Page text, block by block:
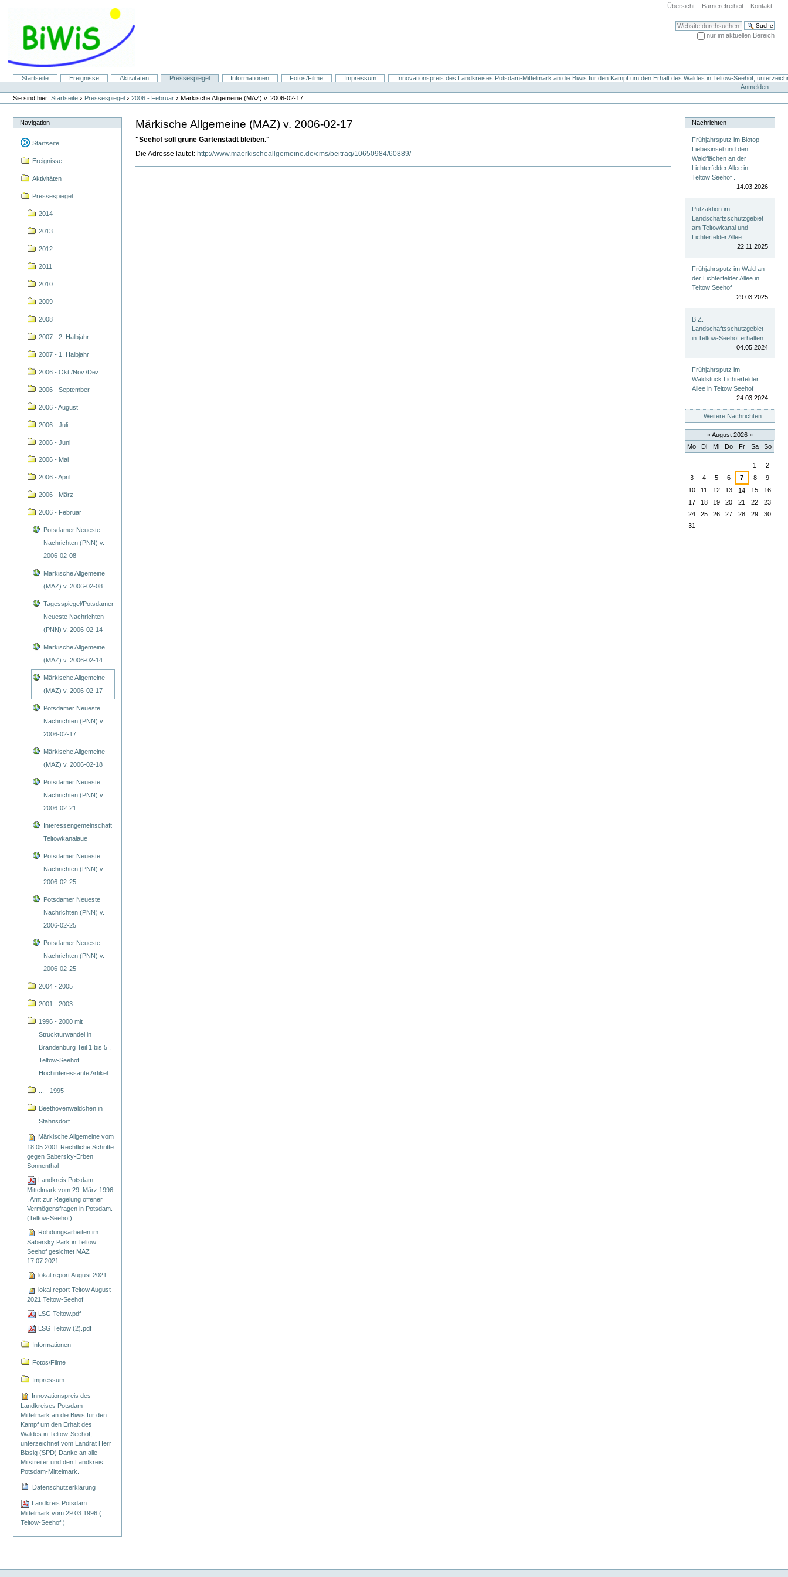
Navigation
Übersicht Barrierefreiheit Kontakt
Website durchsuchen
nur im aktuellen Bereich
SektionenStartseite Ereignisse Aktivitäten Pressespiegel Informationen Fotos/Filme Impressum
Innovationspreis des Landkreises Potsdam-Mittelmark an die Biwis für den Kampf um den Erhalt des Waldes in Teltow-Seehof,
Benutzerspezifische
Werkzeuge
Anmelden
Sie sind hier: Startseite › Pressespiegel ›2006 - Februar ›Märkische Allgemeine (MAZ) v. 2006-02-17
Navigation
Startseite
Ereignisse
Aktivitäten
Pressespiegel
2014
2013
2012
2011
2010
2009
2008
2007 - 2. Halbjahr
2007 - 1. Halbjahr
2006 - Okt./Nov./Dez.
2006 - September
2006 - August
2006 - Juli
2006 - Juni
2006 - Mai
2006 - April
2006 - März
2006 - Februar
Potsdamer Neueste
Nachrichten (PNN) v.
2006-02-08
Märkische Allgemeine
(MAZ) v. 2006-02-08
Tagesspiegel/Potsdamer
Neueste Nachrichten
(PNN) v. 2006-02-14
Märkische Allgemeine
(MAZ) v. 2006-02-14
Märkische Allgemeine
(MAZ) v. 2006-02-17
Potsdamer Neueste
Nachrichten (PNN) v.
2006-02-17
Märkische Allgemeine
(MAZ) v. 2006-02-18
Potsdamer Neueste
Nachrichten (PNN) v.
2006-02-21
Interessengemeinschaft
Teltowkanalaue
Potsdamer Neueste
Nachrichten (PNN) v.
2006-02-25
Potsdamer Neueste
Nachrichten (PNN) v.
2006-02-25
Potsdamer Neueste
Nachrichten (PNN) v.
2006-02-25
2004 - 2005
2001 - 2003
1996 - 2000 mit
Struckturwandel in
Brandenburg Teil 1 bis 5 ,
Teltow-Seehof .
Hochinteressante Artikel
... - 1995
Beethovenwäldchen in
Stahnsdorf
Märkische Allgemeine vom
18.05.2001 Rechtliche Schritte
gegen Sabersky-Erben
Sonnenthal
Landkreis Potsdam
Mittelmark vom 29. März 1996
, Amt zur Regelung offener
Vermögensfragen in Potsdam.
(Teltow-Seehof)
Rohdungsarbeiten im
Sabersky Park in Teltow
Seehof gesichtet MAZ
17.07.2021 .
lokal.report August 2021
lokal.report Teltow August
2021 Teltow-Seehof
LSG Teltow.pdf
LSG Teltow (2).pdf
Informationen
Fotos/Filme
Impressum
Innovationspreis des
Landkreises Potsdam-
Mittelmark an die Biwis für den
Kampf um den Erhalt des
Waldes in Teltow-Seehof,
unterzeichnet vom Landrat Herr
Blasig (SPD) Danke an alle
Mitstreiter und den Landkreis
Potsdam-Mittelmark.
Datenschutzerklärung
Landkreis Potsdam
Mittelmark vom 29.03.1996 (
Teltow-Seehof )
Märkische Allgemeine (MAZ) v. 2006-02-17
"Seehof soll grüne Gartenstadt bleiben."
Die Adresse lautet: http://www.maerkischeallgemeine.de/cms/beitrag/10650984/60889/
Nachrichten
Frühjahrsputz im Biotop
Liebesinsel und den
Waldflächen an der
Lichterfelder Allee in
Teltow Seehof .
14.03.2026
Putzaktion im
Landschaftsschutzgebiet
am Teltowkanal und
Lichterfelder Allee
22.11.2025
Frühjahrsputz im Wald an
der Lichterfelder Allee in
Teltow Seehof
29.03.2025
B.Z.
Landschaftsschutzgebiet
in Teltow-Seehof erhalten
04.05.2024
Frühjahrsputz im
Waldstück Lichterfelder
Allee in Teltow Seehof
24.03.2024
Weitere Nachrichten…
«August 2026 »
Mo Di Mi Do Fr Sa So
1
2
3
4 5 6 7 8
9
10
11 12 13 14 15
16
17
18 19 20 21 22
23
24
25 26 27 28 29
30
31